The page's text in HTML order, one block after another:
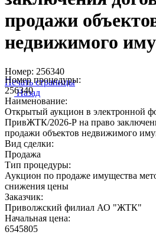
продажи
недвижимого
Номер: 256340
Печать страницы
Назад
Номер процедуры:
256340
Наименование:
Открытый аукцион в электронной
ПривЖТК/2026-Р на право
продажи объектов недвижимого
Вид сделки:
Продажа
Тип процедуры:
Аукцион по продаже имущества
снижения цены
Заказчик:
Приволжский филиал АО "ЖТК"
Начальная цена:
6545805